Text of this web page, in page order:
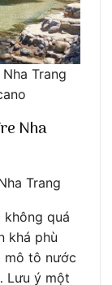
Trang
Nha
Trang
không quá
khá phù
mô tô nước
Lưu ý một